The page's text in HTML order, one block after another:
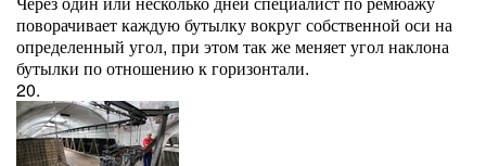
поворачивает каждую бутылку вокруг собственной оси на
определенный угол, при этом так же меняет угол наклона
бутылки по отношению к горизонтали.
20.